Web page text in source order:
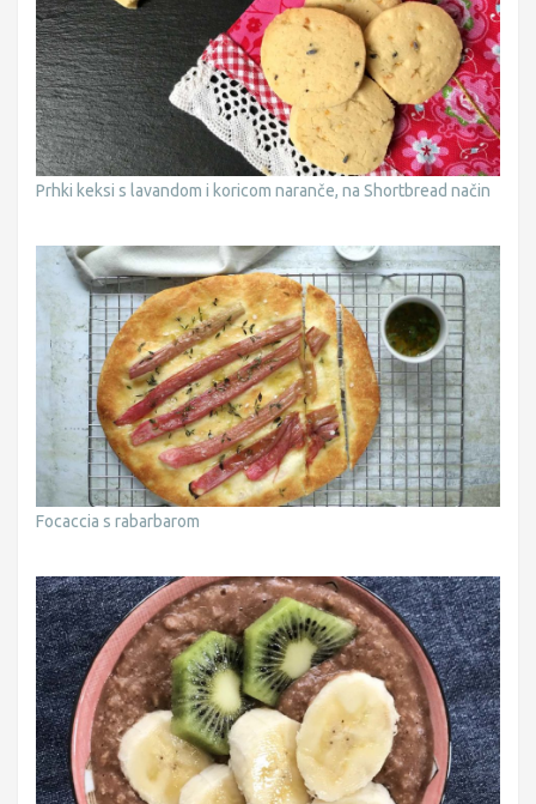
Prhki keksi s lavandom i koricom naranče, na Shortbread način
Focaccia s rabarbarom